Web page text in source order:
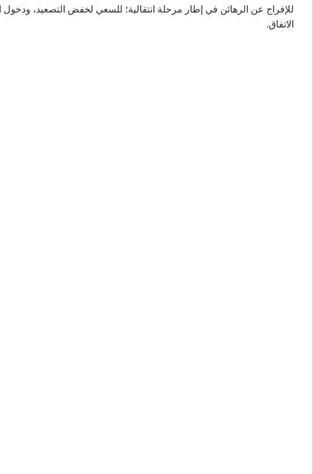
للإفراج عن الرهائن في إطار مرحلة انتقالية؛ للسعي لخفض التصعيد، ودخول
الاتفاق.